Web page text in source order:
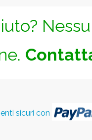
sicuri con